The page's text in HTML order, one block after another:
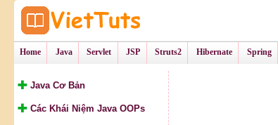
Home Java Servlet JSP Struts2 Hibernate Spring
Java Cơ Bản
Các Khái Niệm Java OOPs